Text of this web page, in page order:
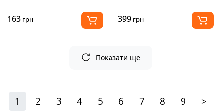
163 грн 399 грн
Показати ще
1 2 3 4 5 6 7 8 9 >